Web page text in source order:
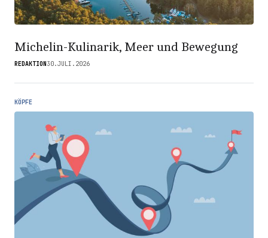
Michelin-Kulinarik, Meer und Bewegung
REDAKTION 30.JULI.2026
KÖPFE